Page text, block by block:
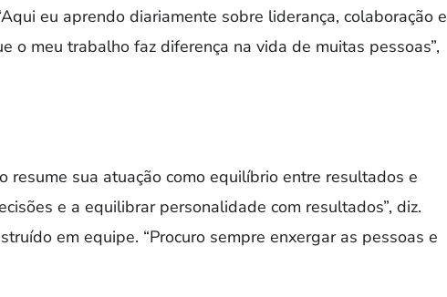
eu aprendo diariamente sobre liderança, colaboração e
o meu trabalho faz diferença na vida de muitas pessoas”,
resume sua atuação como equilíbrio entre resultados e
e a equilibrar personalidade com resultados”, diz.
em equipe. “Procuro sempre enxergar as pessoas e